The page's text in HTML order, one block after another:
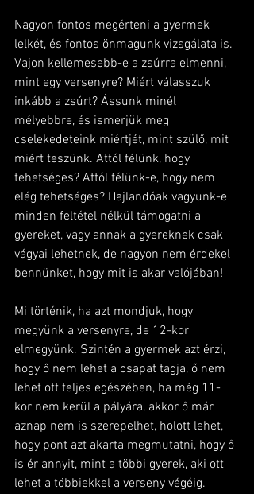
Nagyon fontos megérteni a gyermek
lelkét, és fontos önmagunk vizsgálata is.
Vajon kellemesebb-e a zsúrra elmenni,
mint egy versenyre? Miért válasszuk
inkább a zsúrt? Ássunk minél
mélyebbre, és ismerjük meg
cselekedeteink miértjét, mint szülő, mit
miért teszünk. Attól félünk, hogy
tehetséges? Attól félünk-e, hogy nem
elég tehetséges? Hajlandóak vagyunk-e
minden feltétel nélkül támogatni a
gyereket, vagy annak a gyereknek csak
vágyai lehetnek, de nagyon nem érdekel
bennünket, hogy mit is akar valójában!
Mi történik, ha azt mondjuk, hogy
megyünk a versenyre, de 12-kor
elmegyünk. Szintén a gyermek azt érzi,
hogy ő nem lehet a csapat tagja, ő nem
lehet ott teljes egészében, ha még 11-
kor nem kerül a pályára, akkor ő már
aznap nem is szerepelhet, holott lehet,
hogy pont azt akarta megmutatni, hogy ő
is ér annyit, mint a többi gyerek, aki ott
lehet a többiekkel a verseny végéig.